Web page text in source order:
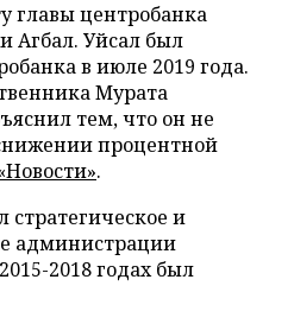
главы центробанка
Агбал. Уйсал был
в июле 2019 года.
Мурата
тем, что он не
процентной
.
стратегическое и
администрации
2018 годах был